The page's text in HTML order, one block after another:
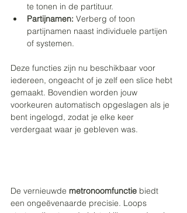
te tonen in de partituur.
Partijnamen: Verberg of toon
partijnamen naast individuele partijen
of systemen.
Deze functies zijn nu beschikbaar voor
iedereen, ongeacht of je zelf een slice hebt
gemaakt. Bovendien worden jouw
voorkeuren automatisch opgeslagen als je
bent ingelogd, zodat je elke keer
verdergaat waar je gebleven was.
De vernieuwde metronoomfunctie biedt
een ongeëvenaarde precisie. Loops